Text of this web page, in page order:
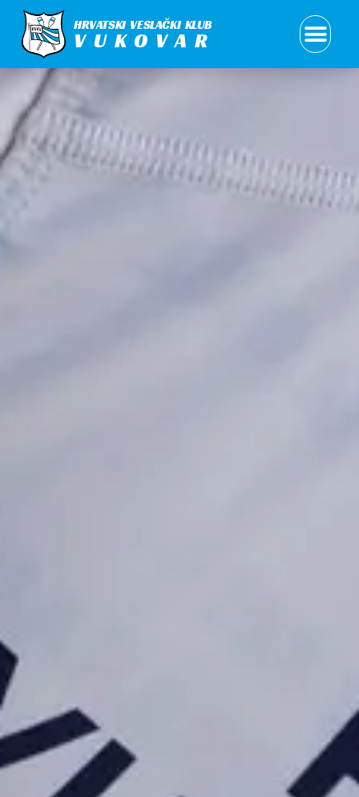
HRVATSKI VESLAČKI KLUB
VUKOVAR